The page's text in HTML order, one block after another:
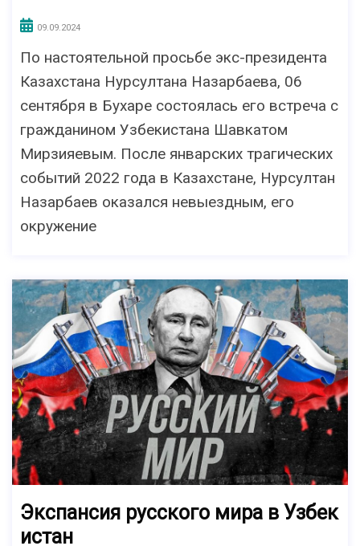
09.09.2024
По настоятельной просьбе экс-президента
Казахстана Нурсултана Назарбаева, 06
сентября в Бухаре состоялась его встреча с
гражданином Узбекистана Шавкатом
Мирзияевым. После январских трагических
событий 2022 года в Казахстане, Нурсултан
Назарбаев оказался невыездным, его
окружение
Экспансия русского мира в Узбек
истан